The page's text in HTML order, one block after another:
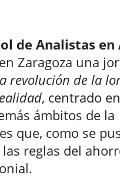
de Analistas en
Zaragoza una
revolución de la
, centrado
ámbitos de la
que, como se
reglas del